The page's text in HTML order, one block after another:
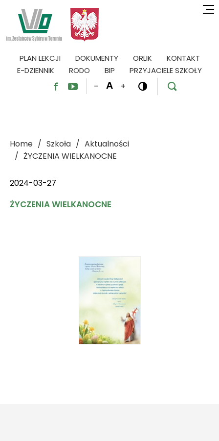
PLAN LEKCJI DOKUMENTY ORLIK
KONTAKT
E-DZIENNIK
RODO BIP PRZYJACIELE SZKOŁY
  - A +  
Home Szkoła
Aktualności
ŻYCZENIA WIELKANOCNE
2024-03-27
ŻYCZENIA WIELKANOCNE